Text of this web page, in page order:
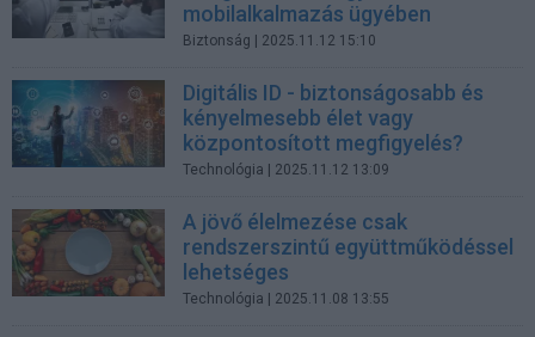
mobilalkalmazás ügyében
Biztonság | 2025.11.12 15:10
Digitális ID - biztonságosabb és
kényelmesebb élet vagy
központosított megfigyelés?
Technológia | 2025.11.12 13:09
A jövő élelmezése csak
rendszerszintű együttműködéssel
lehetséges
Technológia | 2025.11.08 13:55